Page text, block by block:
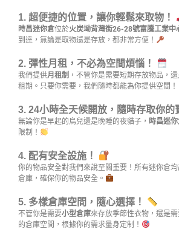
1. 超便捷的位置，讓你輕鬆來取物！
時昌迷你倉位於火炭坳背灣街26-28號富騰工業中
到達，無論是取物還是存放，都非常方便！
2. 彈性月租，不必為空間煩惱！
我們提供月租制 ，不管你是需要短期存放物品，
租期。只要你需要，我們隨時都能為你提供空間！
3. 24小時全天候開放，隨時存取你的
無論你是早起的鳥兒還是晚睡的夜貓子， 時昌迷
限制！
4. 配有安全設施！
你的物品安全對我們來說至關重要！所有迷你倉
倉庫，確保你的物品安全。
5. 多樣倉庫空間，隨心選擇！
不管你是需要小型倉庫來存放季節性衣物，還是
的倉庫空間，根據你的需求量身定制！